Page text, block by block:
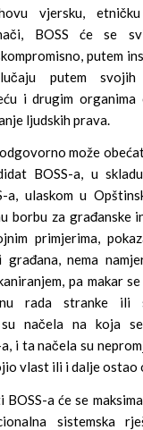
vjersku,
BOSS će se
putem
putem
i drugim organima
ljudskih prava.
može
BOSS-a, u
a, ulaskom u
borbu za građanske
primjerima,
nema
pa makar
rada stranke ili
načela na koja
i ta načela su
vlast ili i dalje ostao
BOSS-a će se
sistemska